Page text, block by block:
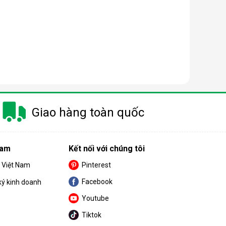
này chỉ cho phép các phân tử nước tinh khiết
hợp trong máy. Sau khi đi qua
Giao hàng toàn quốc
Việt Nam
kinh doanh
Kết nối với chúng tôi
Pinterest
Facebook
Youtube
Tiktok